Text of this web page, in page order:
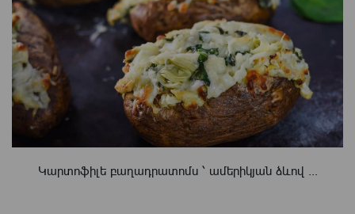
Կարտոֆիլե բաղադրատոմս ՝ ամերիկյան ձևով ...